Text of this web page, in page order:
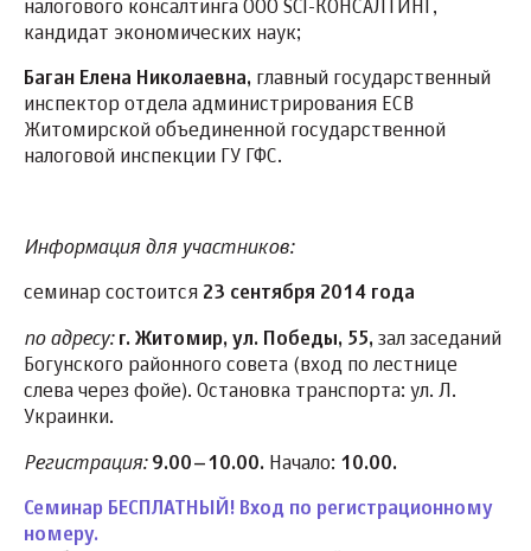
налогового консалтинга ООО SCI-КОНСАЛТИНГ,
кандидат экономических наук;
Баган Елена Николаевна, главный государственный
инспектор отдела администрирования ЕСВ
Житомирской объединенной государственной
налоговой инспекции ГУ ГФС.
Информация для участников:
семинар состоится 23 сентября 2014 года
по адресу: г. Житомир, ул. Победы, 55, зал заседаний
Богунского районного совета (вход по лестнице
слева через фойе). Остановка транспорта: ул. Л.
Украинки.
Регистрация:9.00–10.00. Начало: 10.00.
Семинар БЕСПЛАТНЫЙ! Вход по регистрационному
номеру.